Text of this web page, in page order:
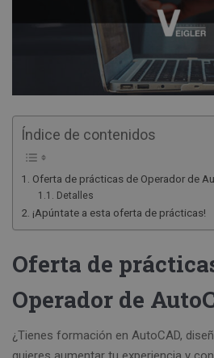
Índice de contenidos
Oferta de prácticas de Operador de
Detalles
¡Apúntate a esta oferta de prácticas!
Oferta de
Operador de
¿Tienes formación en AutoCAD,